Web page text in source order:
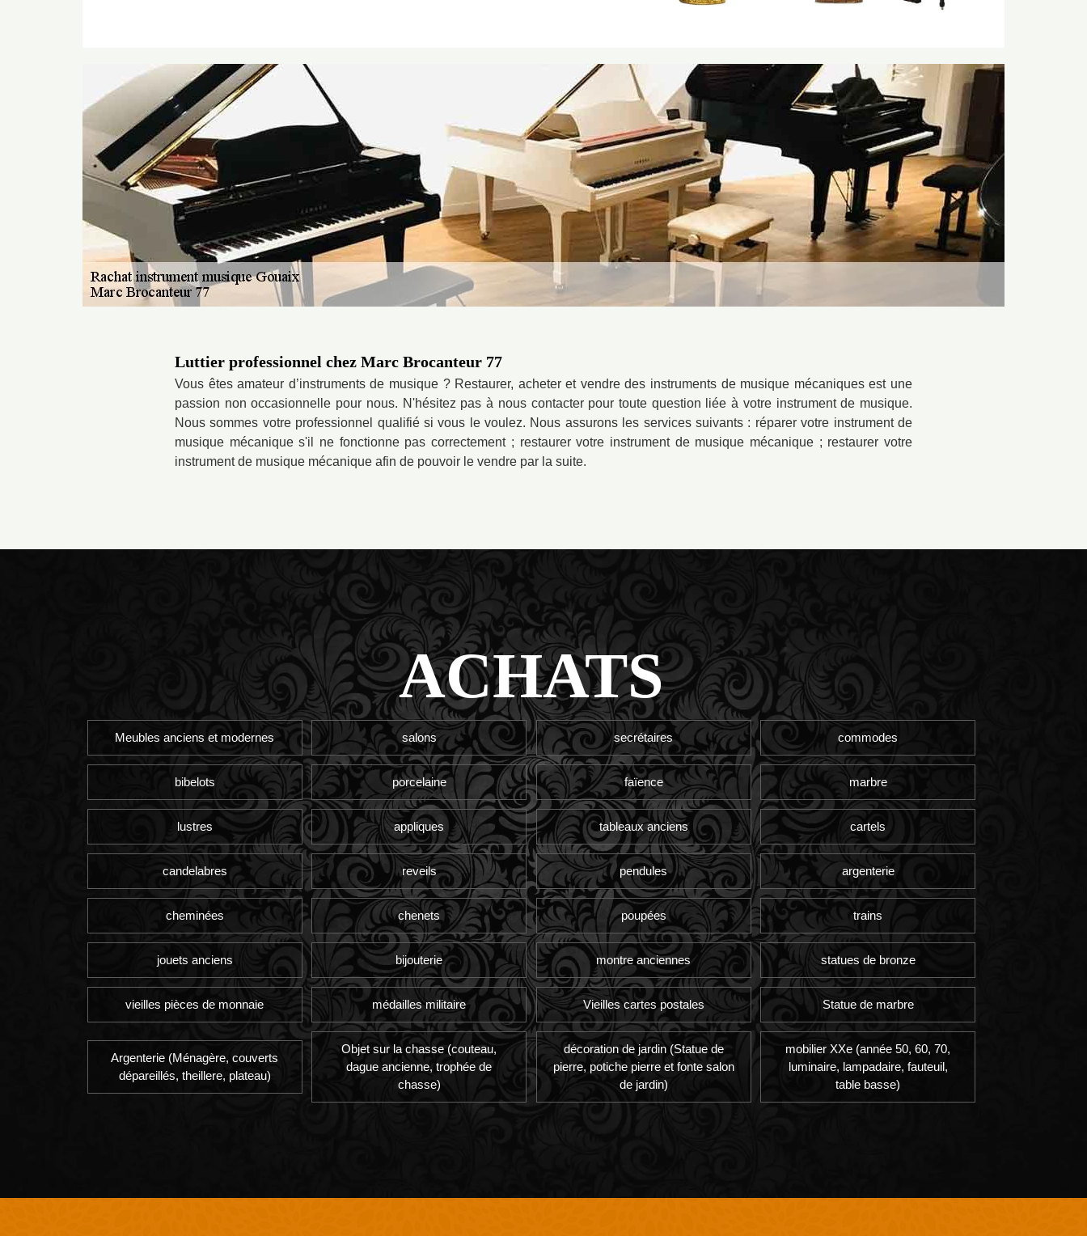
Luttier professionnel chez Marc Brocanteur 77
Vous êtes amateur d’instruments de musique ? Restaurer, acheter et vendre des instruments de musique mécaniques est une
passion non occasionnelle pour nous. N'hésitez pas à nous contacter pour toute question liée à votre instrument de musique.
Nous sommes votre professionnel qualifié si vous le voulez. Nous assurons les services suivants : réparer votre instrument de
musique mécanique s'il ne fonctionne pas correctement ; restaurer votre instrument de musique mécanique ; restaurer votre
instrument de musique mécanique afin de pouvoir le vendre par la suite.
ACHATS
Meubles anciens et modernes salons secrétaires commodes
bibelots porcelaine faïence marbre
lustres appliques tableaux anciens cartels
candelabres reveils pendules argenterie
cheminées chenets poupées trains
jouets anciens bijouterie montre anciennes statues de bronze
vieilles pièces de monnaie médailles militaire Vieilles cartes postales Statue de marbre
Argenterie (Ménagère, couverts
dépareillés, theillere, plateau)
Objet sur la chasse (couteau,
dague ancienne, trophée de
chasse)
décoration de jardin (Statue de
pierre, potiche pierre et fonte salon
de jardin)
mobilier XXe (année 50, 60, 70,
luminaire, lampadaire, fauteuil,
table basse)